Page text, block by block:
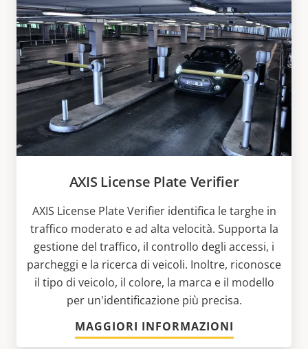
AXIS License Plate Verifier
AXIS License Plate Verifier identifica le targhe in
traffico moderato e ad alta velocità. Supporta la
gestione del traffico, il controllo degli accessi, i
parcheggi e la ricerca di veicoli. Inoltre, riconosce
il tipo di veicolo, il colore, la marca e il modello
per un'identificazione più precisa.
MAGGIORI INFORMAZIONI